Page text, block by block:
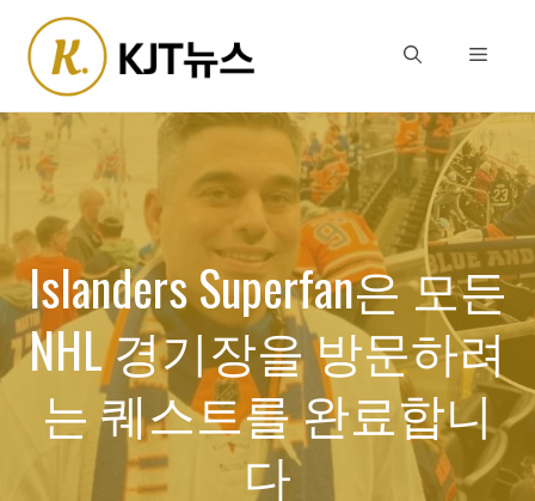
content
Menu
Islanders Superfan은 모든
NHL 경기장을 방문하려
는 퀘스트를 완료합니
다